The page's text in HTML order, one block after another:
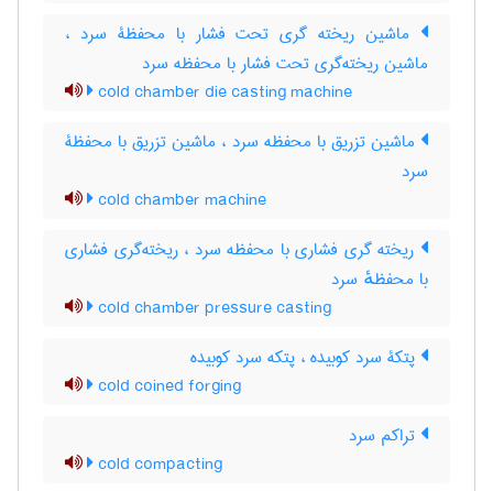
ماشین ریخته گری تحت فشار با محفظۀ سرد ،
ماشین ریخته‌گری تحت فشار با محفظه سرد
cold chamber die casting machine
ماشین تزریق با محفظه سرد ، ماشین تزریق با محفظۀ
سرد
cold chamber machine
ریخته گری فشاری با محفظه سرد ، ریخته‌گری فشاری
با محفظهٔ سرد
cold chamber pressure casting
پتکۀ سرد کوبیده ، پتکه سرد کوبیده
cold coined forging
تراکم سرد
cold compacting